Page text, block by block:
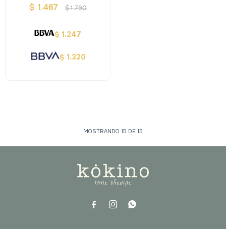
Evie Con Accesorios
$ 1.467 $1.790
$ 1.247
$ 1.320
MOSTRANDO 15 DE 15
  